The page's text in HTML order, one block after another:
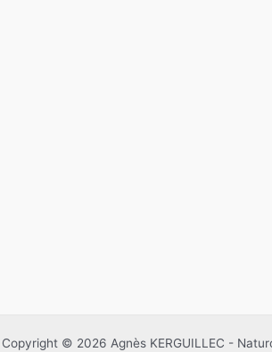
Copyright © 2026 Agnès KERGUILLEC -